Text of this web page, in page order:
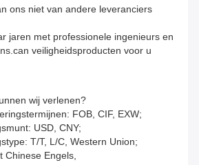
ons niet van andere leveranciers
jaren met professionele ingenieurs en
veiligheidsproducten voor u
wij verlenen?
FOB, CIF, EXW;
USD, CNY;
T/T, L/C, Western Union;
Chinese Engels,